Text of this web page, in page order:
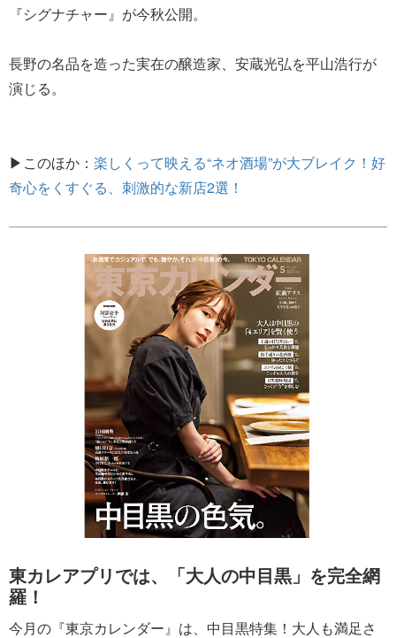
『シグナチャー』が今秋公開。
長野の名品を造った実在の醸造家、安蔵光弘を平山浩行が
演じる。
▶このほか： 楽しくって映える“ネオ酒場”が大ブレイク！好
奇心をくすぐる、刺激的な新店2選！
東カレアプリでは、「大人の中目黒」を完全網
羅！
今月の『東京カレンダー』は、中目黒特集！大人も満足さ